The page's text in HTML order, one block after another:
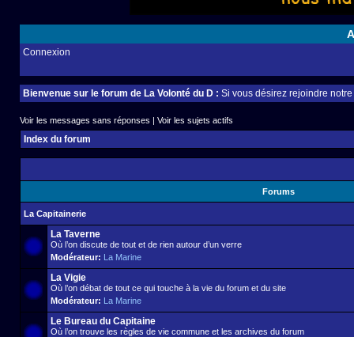
Connexion
Bienvenue sur le forum de La Volonté du D : Si vous désirez rejoindre
Voir les messages sans réponses | Voir les sujets actifs
Index du forum
Forums
La Capitainerie
La Taverne
Où l’on discute de tout et de rien autour d’un verre
Modérateur: La Marine
La Vigie
Où l’on débat de tout ce qui touche à la vie du forum et du site
Modérateur: La Marine
Le Bureau du Capitaine
Où l’on trouve les règles de vie commune et les archives du forum